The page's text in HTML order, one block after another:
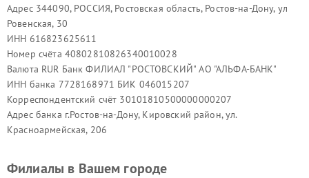
Адрес 344090, РОССИЯ, Ростовская область, Ростов-на-Дону, ул
Ровенская, 30
ИНН 616823625611
Номер счёта 40802810826340010028
Валюта RUR Банк ФИЛИАЛ "РОСТОВСКИЙ" АО "АЛЬФА-БАНК"
ИНН банка 7728168971 БИК 046015207
Корреспондентский счёт 30101810500000000207
Адрес банка г.Ростов-на-Дону, Кировский район, ул.
Красноармейская, 206
Филиалы в Вашем городе